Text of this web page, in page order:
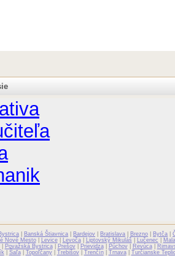
Banská Štiavnica Bardejov Bratislava Brezno Bytča |
Nové Mesto| Levice| Levoča| Liptovský Mikuláš Lučenec
Považská Bystrica| Prešov| Prievidza| Púchov| Revúca|
Šaľa| Topoľčany| Trebišov| Trenčín| Trnava| Turčianske